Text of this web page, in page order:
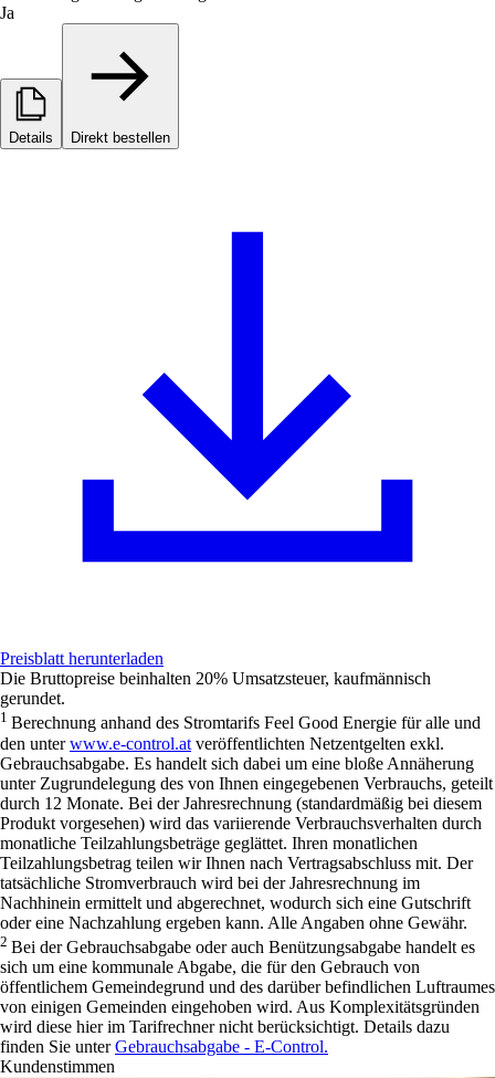
Ja
Details Direkt bestellen
Preisblatt herunterladen
Die Bruttopreise beinhalten 20% Umsatzsteuer, kaufmännisch
gerundet.
1 Berechnung anhand des Stromtarifs Feel Good Energie für alle und
den unter www.e-control.at veröffentlichten Netzentgelten exkl.
Gebrauchsabgabe. Es handelt sich dabei um eine bloße Annäherung
unter Zugrundelegung des von Ihnen eingegebenen Verbrauchs, geteilt
durch 12 Monate. Bei der Jahresrechnung (standardmäßig bei diesem
Produkt vorgesehen) wird das variierende Verbrauchsverhalten durch
monatliche Teilzahlungsbeträge geglättet. Ihren monatlichen
Teilzahlungsbetrag teilen wir Ihnen nach Vertragsabschluss mit. Der
tatsächliche Stromverbrauch wird bei der Jahresrechnung im
Nachhinein ermittelt und abgerechnet, wodurch sich eine Gutschrift
oder eine Nachzahlung ergeben kann. Alle Angaben ohne Gewähr.
2 Bei der Gebrauchsabgabe oder auch Benützungsabgabe handelt es
sich um eine kommunale Abgabe, die für den Gebrauch von
öffentlichem Gemeindegrund und des darüber befindlichen Luftraumes
von einigen Gemeinden eingehoben wird. Aus Komplexitätsgründen
wird diese hier im Tarifrechner nicht berücksichtigt. Details dazu
finden Sie unter Gebrauchsabgabe - E-Control.
Kundenstimmen